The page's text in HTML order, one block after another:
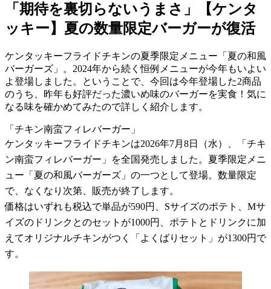
「期待を裏切らないうまさ」【ケンタ
ッキー】夏の数量限定バーガーが復活
ケンタッキーフライドチキンの夏季限定メニュー「夏の和風
バーガーズ」。2024年から続く恒例メニューが今年もいよい
よ登場しました。ということで、今回は今年登場した2商品
のうち、昨年も好評だった濃いめ味のバーガーを実食！気に
なる味を確かめてみたので詳しく紹介します。
「チキン南蛮フィレバーガー」
ケンタッキーフライドチキンは2026年7月8日（水）、「チキ
ン南蛮フィレバーガー」を全国発売しました。夏季限定メニ
ュー「夏の和風バーガーズ」の一つとして登場。数量限定
で、なくなり次第、販売が終了します。
価格はいずれも税込で単品が590円、Sサイズのポテト、Mサ
イズのドリンクとのセットが1000円、ポテトとドリンクに加
えてオリジナルチキンがつく「よくばりセット」が1300円で
す。